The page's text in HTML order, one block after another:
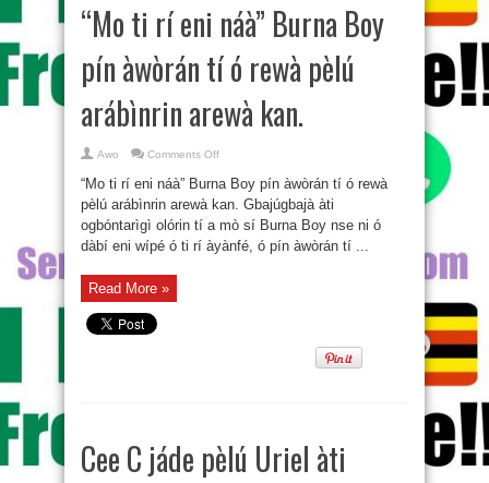
“Mo ti rí eni náà” Burna Boy
pín àwòrán tí ó rewà pèlú
arábìnrin arewà kan.
Awo Comments Offon
rí
eni
náà”
Burna
pín
“Mo ti rí eni náà” Burna Boy pín àwòrán tí ó rewà
pèlú arábìnrin arewà kan. Gbajúgbajà àti
ogbóntarìgì olórin tí a mò sí Burna Boy nse ni ó
dàbí eni wípé ó ti rí àyànfé, ó pín àwòrán tí ...
Read More »
Cee C jáde pèlú Uriel àti